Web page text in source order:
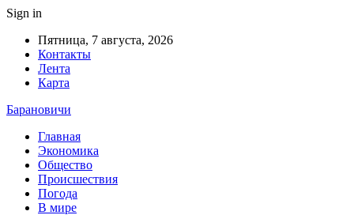
Sign in
Пятница, 7 августа, 2026
Контакты
Лента
Карта
Барановичи
Главная
Экономика
Общество
Происшествия
Погода
В мире